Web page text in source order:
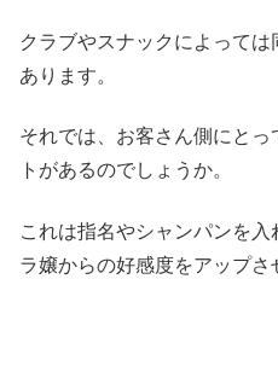
クラブやスナックによって
あります。
それでは、お客さん側にと
トがあるのでしょうか。
これは指名やシャンパンを
ラ嬢からの好感度をアップさ